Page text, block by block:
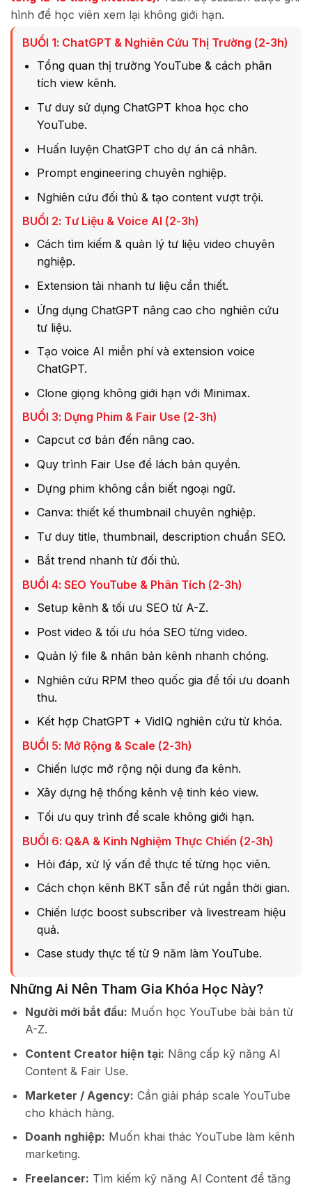
hình để học viên xem lại không giới hạn.
BUỔI 1: ChatGPT & Nghiên Cứu Thị Trường (2-3h)
Tổng quan thị trường YouTube & cách phân
tích view kênh.
Tư duy sử dụng ChatGPT khoa học cho
YouTube.
Huấn luyện ChatGPT cho dự án cá nhân.
Prompt engineering chuyên nghiệp.
Nghiên cứu đối thủ & tạo content vượt trội.
BUỔI 2: Tư Liệu & Voice AI (2-3h)
Cách tìm kiếm & quản lý tư liệu video chuyên
nghiệp.
Extension tải nhanh tư liệu cần thiết.
Ứng dụng ChatGPT nâng cao cho nghiên cứu
tư liệu.
Tạo voice AI miễn phí và extension voice
ChatGPT.
Clone giọng không giới hạn với Minimax.
BUỔI 3: Dựng Phim & Fair Use (2-3h)
Capcut cơ bản đến nâng cao.
Quy trình Fair Use để lách bản quyền.
Dựng phim không cần biết ngoại ngữ.
Canva: thiết kế thumbnail chuyên nghiệp.
Tư duy title, thumbnail, description chuẩn SEO.
Bắt trend nhanh từ đối thủ.
BUỔI 4: SEO YouTube & Phân Tích (2-3h)
Setup kênh & tối ưu SEO từ A-Z.
Post video & tối ưu hóa SEO từng video.
Quản lý file & nhân bản kênh nhanh chóng.
Nghiên cứu RPM theo quốc gia để tối ưu doanh
thu.
Kết hợp ChatGPT + VidIQ nghiên cứu từ khóa.
BUỔI 5: Mở Rộng & Scale (2-3h)
Chiến lược mở rộng nội dung đa kênh.
Xây dựng hệ thống kênh vệ tinh kéo view.
Tối ưu quy trình để scale không giới hạn.
BUỔI 6: Q&A & Kinh Nghiệm Thực Chiến (2-3h)
Hỏi đáp, xử lý vấn đề thực tế từng học viên.
Cách chọn kênh BKT sẵn để rút ngắn thời gian.
Chiến lược boost subscriber và livestream hiệu
quả.
Case study thực tế từ 9 năm làm YouTube.
Những Ai Nên Tham Gia Khóa Học Này?
Người mới bắt đầu: Muốn học YouTube bài bản từ
A-Z.
Content Creator hiện tại: Nâng cấp kỹ năng AI
Content & Fair Use.
Marketer / Agency: Cần giải pháp scale YouTube
cho khách hàng.
Doanh nghiệp: Muốn khai thác YouTube làm kênh
marketing.
Freelancer: Tìm kiếm kỹ năng AI Content để tăng